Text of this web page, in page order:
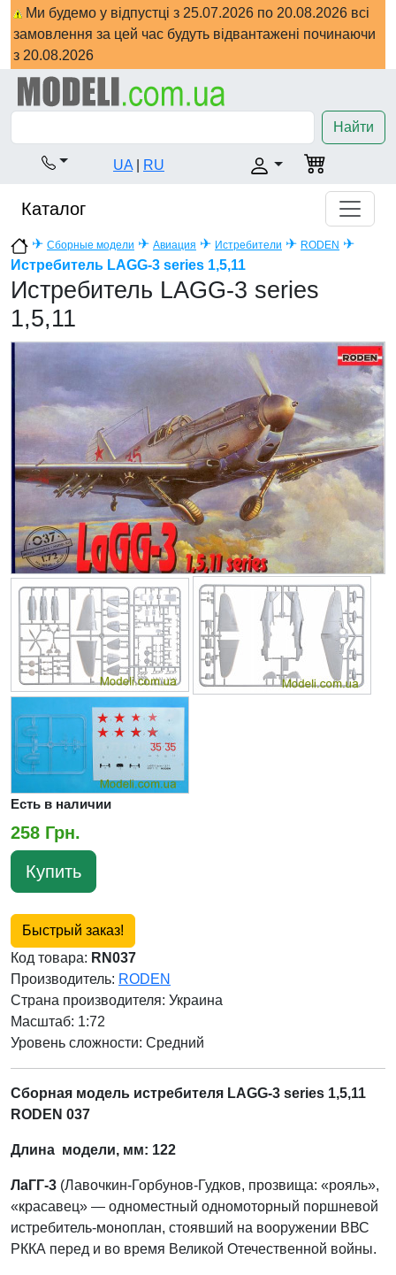
Ми будемо у відпустці з 25.07.2026 по 20.08.2026 всі
замовлення за цей час будуть відвантажені починаючи
з 20.08.2026
Найти
UA RU
Каталог
✈ Сборные модели ✈ Авиация ✈ Истребители ✈ RODEN ✈
Истребитель LAGG-3 series 1,5,11
Истребитель LAGG-3 series
1,5,11
Есть в наличии
258 Грн.
Купить
Быстрый заказ!
Код товара: RN037
Производитель: RODEN
Страна производителя: Украина
Масштаб: 1:72
Уровень сложности: Cредний
Сборная модель истребителя LAGG-3 series 1,5,11
RODEN 037
Длина модели, мм: 122
ЛаГГ-3 (Лавочкин-Горбунов-Гудков, прозвища: «рояль»,
«красавец» — одноместный одномоторный поршневой
истребитель-моноплан, стоявший на вооружении ВВС
РККА перед и во время Великой Отечественной войны.